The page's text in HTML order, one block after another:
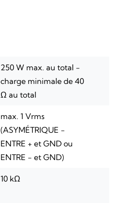
250 W max. au total -
charge minimale de 40
Ω au total
max. 1 Vrms
(ASYMÉTRIQUE -
ENTRE + et GND ou
ENTRE - et GND)
10 kΩ